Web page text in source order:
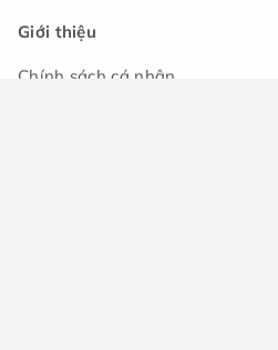
Giới thiệu
Chính sách cá nhân